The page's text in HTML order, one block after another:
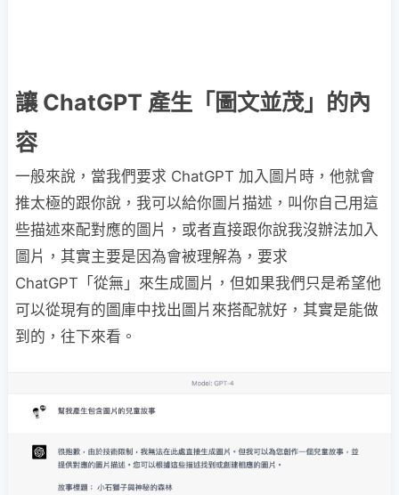
讓 ChatGPT 產生「圖文並茂」的內
容
一般來說，當我們要求 ChatGPT 加入圖片時，他就會
推太極的跟你說，我可以給你圖片描述，叫你自己用這
些描述來配對應的圖片，或者直接跟你說我沒辦法加入
圖片，其實主要是因為會被理解為，要求
ChatGPT「從無」來生成圖片，但如果我們只是希望他
可以從現有的圖庫中找出圖片來搭配就好，其實是能做
到的，往下來看。